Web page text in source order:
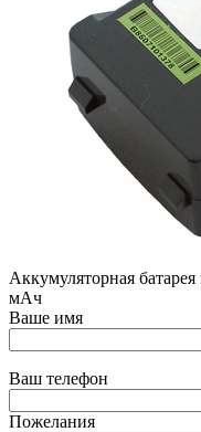
Аккумуляторная
мАч
Ваше имя
Ваш телефон
Пожелания